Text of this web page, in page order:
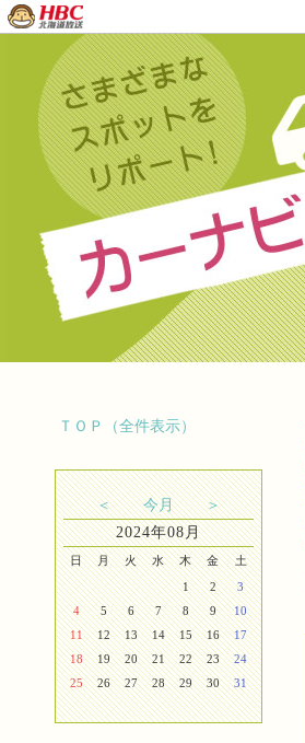
ＴＯＰ（全件表示）
＜ 今月
＞
2024年08月
日 月 火 水 木 金
土
1
2
3
4
5 6 7 8 9
10
11
12 13 14 15 16
17
18
19 20 21 22 23
24
25
26 27 28 29 30 31